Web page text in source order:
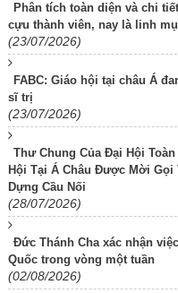
Phân tích toàn diện và chi
cựu thành viên, nay là linh
(23/07/2026)
FABC: Giáo hội tại châu Á
sĩ trị
(23/07/2026)
Thư Chung Của Đại Hội
Hội Tại Á Châu Được Mời Gọi
Dựng Cầu Nối
(28/07/2026)
Đức Thánh Cha xác nhận
Quốc trong vòng một tuần
(02/08/2026)